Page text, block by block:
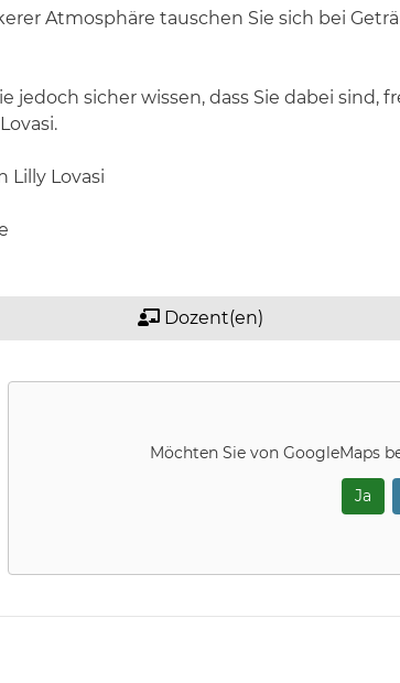
Atmosphäre tauschen Sie sich bei
jedoch sicher wissen, dass Sie dabei
Lilly Lovasi
Dozent(en)
Möchten Sie von GoogleMaps
Ja